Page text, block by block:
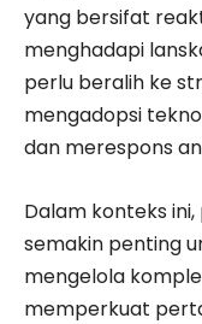
yang bersifat
menghadapi
perlu beralih ke
mengadopsi
dan merespons
Dalam konteks
semakin penting
mengelola
memperkuat